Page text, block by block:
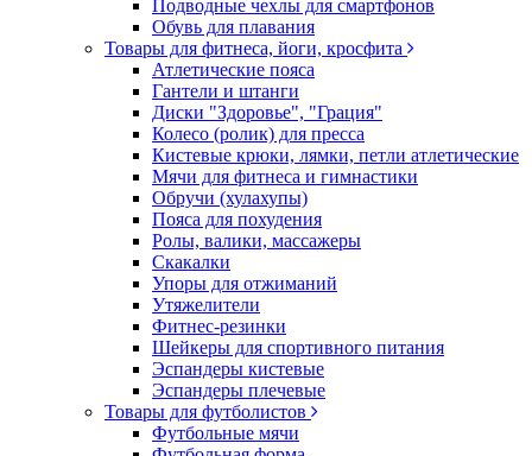
Подводные чехлы для смартфонов
Обувь для плавания
Товары для фитнеса, йоги, кросфита
Атлетические пояса
Гантели и штанги
Диски "Здоровье", "Грация"
Колесо (ролик) для пресса
Кистевые крюки, лямки, петли атлетические
Мячи для фитнеса и гимнастики
Обручи (хулахупы)
Пояса для похудения
Ролы, валики, массажеры
Скакалки
Упоры для отжиманий
Утяжелители
Фитнес-резинки
Шейкеры для спортивного питания
Эспандеры кистевые
Эспандеры плечевые
Товары для футболистов
Футбольные мячи